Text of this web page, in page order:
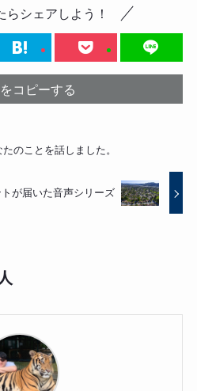
らシェアしよう！
コピーする
のことを話しました。
が届いた音声シリーズ